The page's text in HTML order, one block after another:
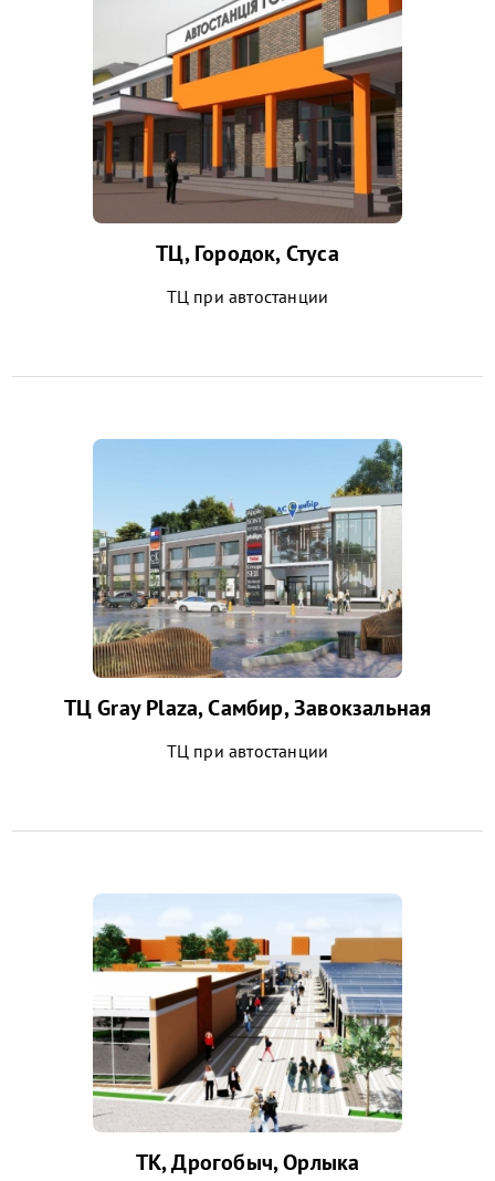
ТЦ, Городок, Стуса
ТЦ при автостанции
ТЦ Gray Plaza, Самбир, Завокзальная
ТЦ при автостанции
ТК, Дрогобыч, Орлыка